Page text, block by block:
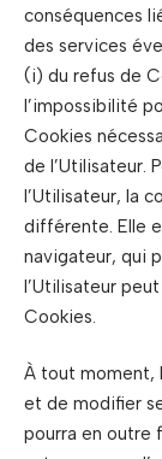
conséquences
des services
(i) du refus de
l’impossibilité
Cookies
de l’Utilisateur.
l’Utilisateur, la
différente. Elle
navigateur, qui
l’Utilisateur
Cookies.
À tout moment,
et de modifier
pourra en outre